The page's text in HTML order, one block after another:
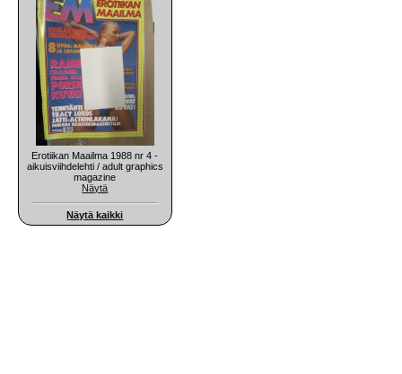
Erotiikan Maailma 1988 nr 4 -
aikuisviihdelehti / adult graphics
magazine
Näytä
Näytä kaikki